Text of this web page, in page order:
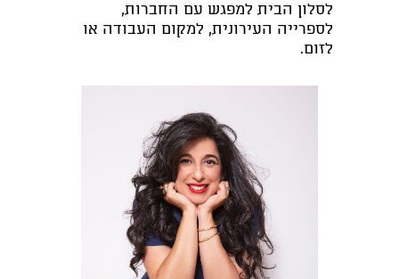
לסלון הבית למפגש עם החברות,
לספרייה העירונית, למקום העבודה או
לזום.